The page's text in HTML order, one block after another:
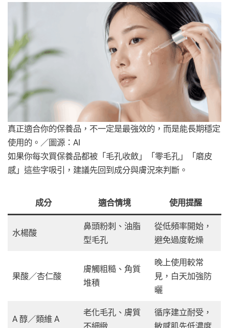
真正適合你的保養品，不一定是最強效的，而是能長期穩定
使用的。／圖源：AI
如果你每次買保養品都被「毛孔收斂」「零毛孔」「磨皮
感」這些字吸引，建議先回到成分與膚況來判斷。
成分 適合情境 使用提醒
水楊酸
鼻頭粉刺、油脂
型毛孔
從低頻率開始，
避免過度乾燥
果酸／杏仁酸
膚觸粗糙、角質
堆積
晚上使用較常
見，白天加強防
曬
A 醇／類維 A
老化毛孔、膚質
循序建立耐受，